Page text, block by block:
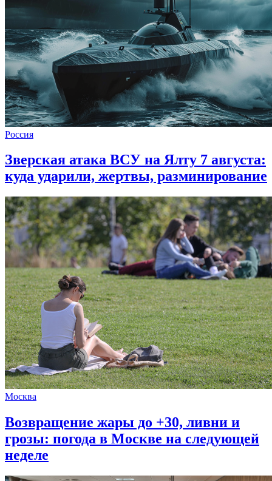
Россия
Зверская атака ВСУ на Ялту 7 августа:
куда ударили, жертвы, разминирование
Москва
Возвращение жары до +30, ливни и
грозы: погода в Москве на следующей
неделе